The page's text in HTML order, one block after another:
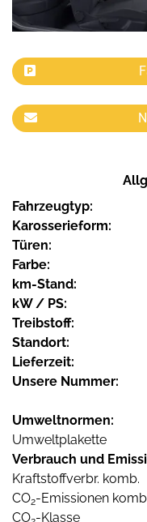
Fahrzeugtyp:
Karosserieform:
Türen:
Farbe:
km-Stand:
kW / PS:
Treibstoff:
Standort:
Lieferzeit:
Unsere Nummer:
Umweltnormen:
Umweltplakette
Verbrauch und
Kraftstoffverbr. komb.
CO2-Emissionen
CO -Klasse